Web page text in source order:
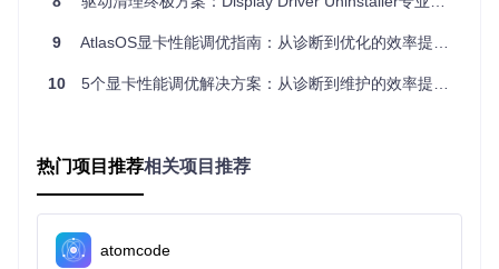
强制解除驱动文件占用（即使在安全模式下）
重置显示适配器的即插即用配置
驱动健康度评估量表
在执行清理前，通过以下指标评估系统状态（每项1-5分，总
分>12分建议立即清理）：
驱动版本混乱度（多版本共存情况）
9 AtlasOS显卡性能调优指南：从诊断到优化的效率提升之路
10 5个显卡性能调优解决方案：从诊断到维护的效率提升指南
热门项目推荐相关项目推荐
atomcode